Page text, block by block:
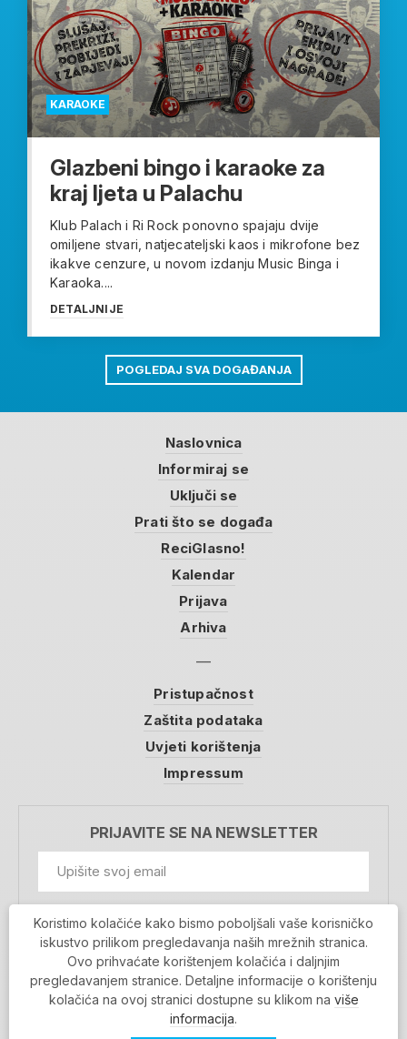
KARAOKE
Glazbeni bingo i karaoke za
kraj ljeta u Palachu
Klub Palach i Ri Rock ponovno spajaju dvije
omiljene stvari, natjecateljski kaos i mikrofone bez
ikakve cenzure, u novom izdanju Music Binga i
Karaoka....
DETALJNIJE
POGLEDAJ SVA DOGAĐANJA
Naslovnica
Informiraj se
Uključi se
Prati što se događa
ReciGlasno!
Kalendar
Prijava
Arhiva
Pristupačnost
Zaštita podataka
Uvjeti korištenja
Impressum
PRIJAVITE SE NA NEWSLETTER
Prihvaćam da se moji podaci spremaju u bazu
podataka i koriste u svrhu slanja MojaRijeka
newslettera
MOJARIJEKA NEWSLETTER
PRIJAVI SE
Koristimo kolačiće kako bismo poboljšali vaše korisničko
iskustvo prilikom pregledavanja naših mrežnih stranica.
Ovo prihvaćate korištenjem kolačića i daljnjim
pregledavanjem stranice. Detaljne informacije o korištenju
kolačića na ovoj stranici dostupne su klikom na više
informacija.